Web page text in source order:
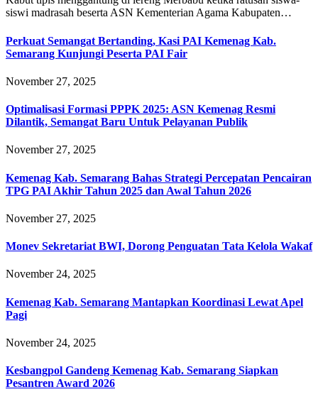
siswi madrasah beserta ASN Kementerian Agama Kabupaten…
Perkuat Semangat Bertanding, Kasi PAI Kemenag Kab.
Semarang Kunjungi Peserta PAI Fair
November 27, 2025
Optimalisasi Formasi PPPK 2025: ASN Kemenag Resmi
Dilantik, Semangat Baru Untuk Pelayanan Publik
November 27, 2025
Kemenag Kab. Semarang Bahas Strategi Percepatan Pencairan
TPG PAI Akhir Tahun 2025 dan Awal Tahun 2026
November 27, 2025
Monev Sekretariat BWI, Dorong Penguatan Tata Kelola Wakaf
November 24, 2025
Kemenag Kab. Semarang Mantapkan Koordinasi Lewat Apel
Pagi
November 24, 2025
Kesbangpol Gandeng Kemenag Kab. Semarang Siapkan
Pesantren Award 2026